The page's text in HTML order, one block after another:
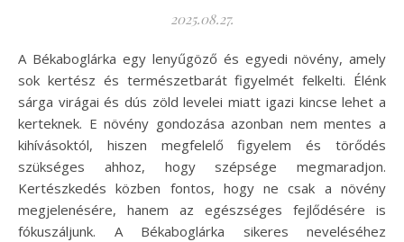
2025.08.27.
A Békaboglárka egy lenyűgöző és egyedi növény, amely
sok kertész és természetbarát figyelmét felkelti. Élénk
sárga virágai és dús zöld levelei miatt igazi kincse lehet a
kerteknek. E növény gondozása azonban nem mentes a
kihívásoktól, hiszen megfelelő figyelem és törődés
szükséges ahhoz, hogy szépsége megmaradjon.
Kertészkedés közben fontos, hogy ne csak a növény
megjelenésére, hanem az egészséges fejlődésére is
fókuszáljunk. A Békaboglárka sikeres neveléséhez